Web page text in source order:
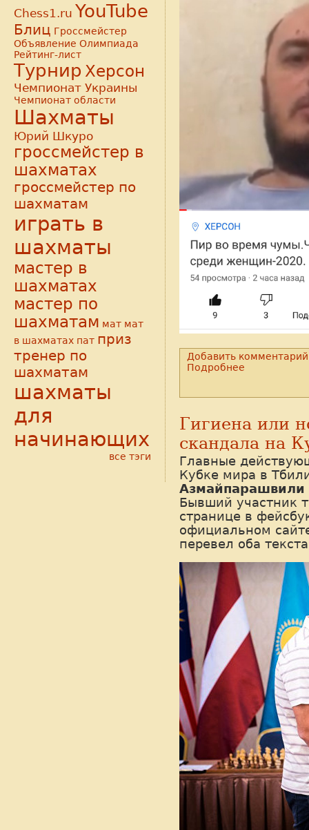
Добавить комментарий
Подробнее
Гигиена или
скандала на
Главные
Кубке мира в
Азмайпарашвили
Бывший участник
странице в
официальном
перевел оба
Chess1.ru YouTube
Блиц Гроссмейстер
Объявление Олимпиада
Рейтинг-лист
Турнир Херсон
Чемпионат Украины
Чемпионат области
Шахматы
Юрий Шкуро
гроссмейстер в
шахматах
гроссмейстер по
шахматам
играть в
шахматы
мастер в
шахматах
мастер по
шахматам мат мат
в шахматах пат приз
тренер по
шахматам
шахматы
для
начинающих
все тэги